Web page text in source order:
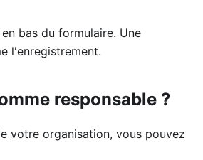
en bas du formulaire. Une
l'enregistrement.
responsable ?
votre organisation, vous pouvez